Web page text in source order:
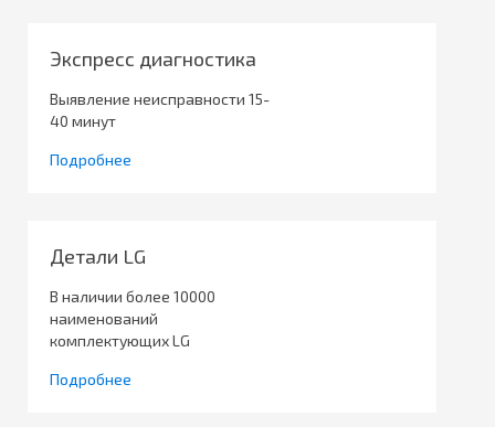
Экспресс диагностика
Выявление неисправности 15-
40 минут
Подробнее
Детали LG
В наличии более 10000
наименований
комплектующих LG
Подробнее